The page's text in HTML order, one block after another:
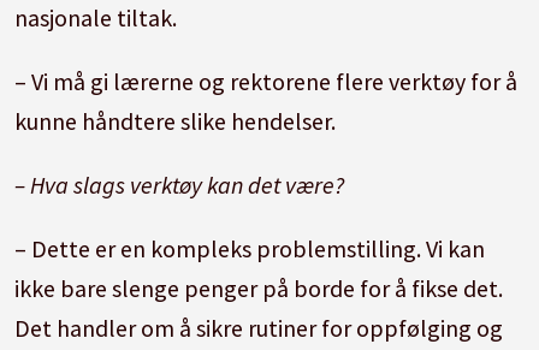
nasjonale tiltak.
– Vi må gi lærerne og rektorene flere verktøy for å
kunne håndtere slike hendelser.
– Hva slags verktøy kan det være?
– Dette er en kompleks problemstilling. Vi kan
ikke bare slenge penger på borde for å fikse det.
Det handler om å sikre rutiner for oppfølging og